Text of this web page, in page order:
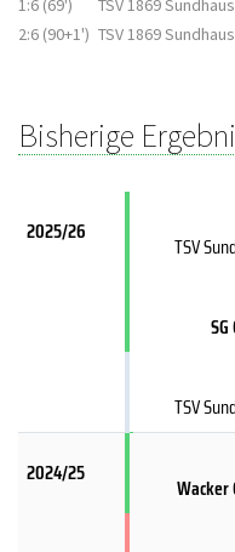
1:6 (69')
TSV 1869
2:6 (90+1') TSV 1869
Bisherige
2025/26
TSV
TSV
2024/25
Wacker